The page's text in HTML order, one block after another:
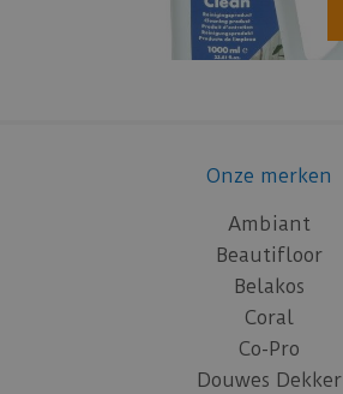
Onze merken
Ambiant
Beautifloor
Belakos
Coral
Co-Pro
Douwes Dekker